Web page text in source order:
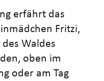
erfährt das
Fritzi,
Waldes
oben im
oder am Tag